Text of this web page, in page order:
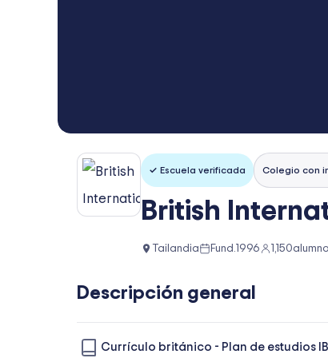
✓ Escuela verificada Colegio con
British
Tailandia Fund. 1996 1,150
Descripción general
Currículo británico - Plan de estudios IB